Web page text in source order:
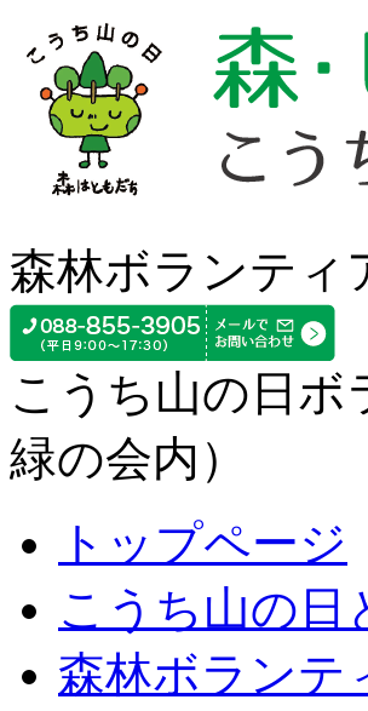
森林ボランティ
こうち山の日ボ
緑の会内）
トップページ
こうち山の日
森林ボランテ